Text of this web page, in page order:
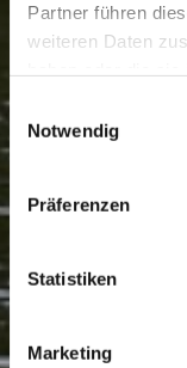
Partner führen
weiteren Daten
Einwilligungsauswahl
Notwendig
Präferenzen
Statistiken
Marketing